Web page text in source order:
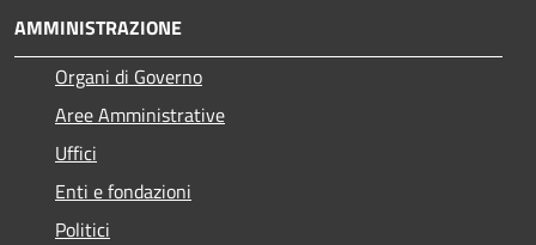
AMMINISTRAZIONE
Organi di Governo
Aree Amministrative
Uffici
Enti e fondazioni
Politici